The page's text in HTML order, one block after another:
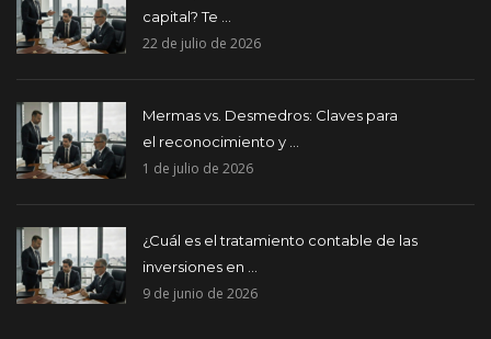
capital? Te ...
22 de julio de 2026
Mermas vs. Desmedros: Claves para
el reconocimiento y ...
1 de julio de 2026
¿Cuál es el tratamiento contable de las
inversiones en ...
9 de junio de 2026